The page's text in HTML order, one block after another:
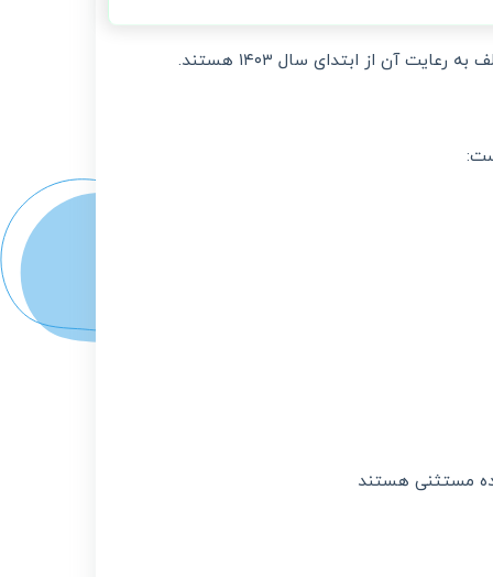
آن از ابتدای سال ۱۴۰۳ هستند.
مستثنی هستند